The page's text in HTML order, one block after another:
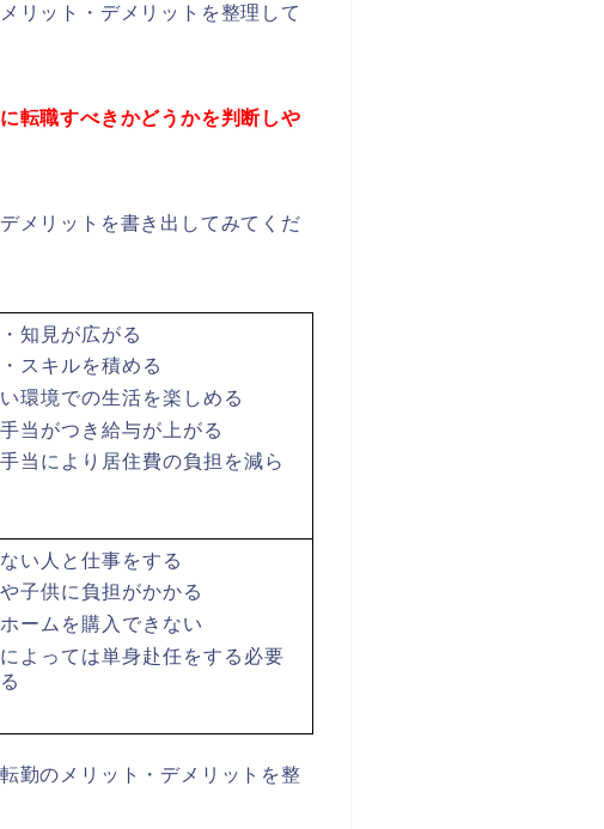
リット・デメリットを整理して
転職すべきかどうかを判断しや
メリットを書き出してみてくだ
知見が広がる
スキルを積める
環境での生活を楽しめる
当がつき給与が上がる
当により居住費の負担を減ら
い人と仕事をする
子供に負担がかかる
ームを購入できない
よっては単身赴任をする必要
勤のメリット・デメリットを整